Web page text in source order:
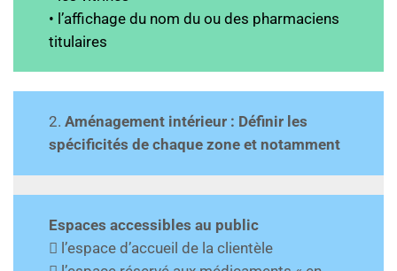
• l’affichage du nom du ou des pharmaciens
titulaires
2.Aménagement intérieur : Définir les
spécificités de chaque zone et notamment
Espaces accessibles au public
 l’espace d’accueil de la clientèle